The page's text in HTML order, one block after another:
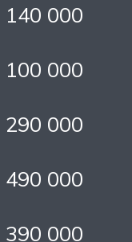
140 000
100 000
290 000
490 000
390 000